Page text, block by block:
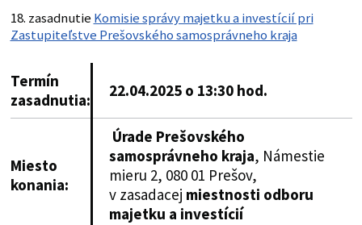
18. zasadnutie Komisie správy majetku a investícií pri
Zastupiteľstve Prešovského samosprávneho kraja
Termín
zasadnutia:
22.04.2025 o 13:30 hod.
Miesto
konania:
Úrade Prešovského
samosprávneho kraja, Námestie
mieru 2, 080 01 Prešov,
v zasadacej miestnosti odboru
majetku a investícií